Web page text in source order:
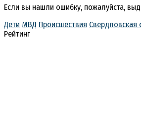
Если вы нашли ошибку, пожалуйста,
Дети МВД Происшествия Свердловская
Рейтинг